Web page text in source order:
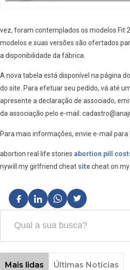
vez, foram contemplados os modelos Fit
modelos e suas versões são ofertados
a disponibilidade da fábrica.
A nova tabela está disponível na página
do site. Para efetuar seu pedido, vá até
apresente a declaração de associado,
da associação pelo e-mail:
Para mais informações, envie e-mail
abortion real life stories abortion pill
nywill my girlfriend cheat sitecheat on
Mais lidas Últimas Notícias